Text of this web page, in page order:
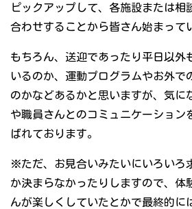
ピックアップして、各施設または相
合わせすることから皆さん始まって
もちろん、送迎であったり平日以外
いるのか、運動プログラムやお外で
のかなどあるかと思いますが、気に
や職員さんとのコミュニケーション
ばれております。
※ただ、お見合いみたいにいろいろ
か決まらなかったりしますので、体
んが楽しくしていたとかで最終的に